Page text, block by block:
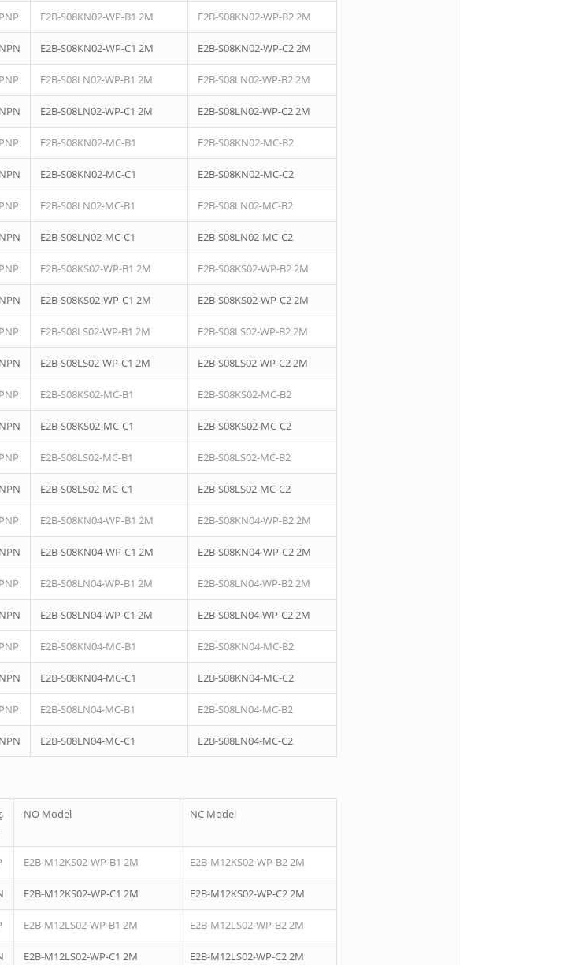
PNP E2B-S08KN02-WP-B1 2M E2B-S08KN02-WP-B2 2M
NPN E2B-S08KN02-WP-C1 2M E2B-S08KN02-WP-C2 2M
PNP E2B-S08LN02-WP-B1 2M E2B-S08LN02-WP-B2 2M
NPN E2B-S08LN02-WP-C1 2M E2B-S08LN02-WP-C2 2M
PNP E2B-S08KN02-MC-B1 E2B-S08KN02-MC-B2
NPN E2B-S08KN02-MC-C1 E2B-S08KN02-MC-C2
PNP E2B-S08LN02-MC-B1 E2B-S08LN02-MC-B2
NPN E2B-S08LN02-MC-C1 E2B-S08LN02-MC-C2
PNP E2B-S08KS02-WP-B1 2M E2B-S08KS02-WP-B2 2M
NPN E2B-S08KS02-WP-C1 2M E2B-S08KS02-WP-C2 2M
PNP E2B-S08LS02-WP-B1 2M E2B-S08LS02-WP-B2 2M
NPN E2B-S08LS02-WP-C1 2M E2B-S08LS02-WP-C2 2M
PNP E2B-S08KS02-MC-B1 E2B-S08KS02-MC-B2
NPN E2B-S08KS02-MC-C1 E2B-S08KS02-MC-C2
PNP E2B-S08LS02-MC-B1 E2B-S08LS02-MC-B2
NPN E2B-S08LS02-MC-C1 E2B-S08LS02-MC-C2
PNP E2B-S08KN04-WP-B1 2M E2B-S08KN04-WP-B2 2M
NPN E2B-S08KN04-WP-C1 2M E2B-S08KN04-WP-C2 2M
PNP E2B-S08LN04-WP-B1 2M E2B-S08LN04-WP-B2 2M
NPN E2B-S08LN04-WP-C1 2M E2B-S08LN04-WP-C2 2M
PNP E2B-S08KN04-MC-B1 E2B-S08KN04-MC-B2
NPN E2B-S08KN04-MC-C1 E2B-S08KN04-MC-C2
PNP E2B-S08LN04-MC-B1 E2B-S08LN04-MC-B2
NPN E2B-S08LN04-MC-C1 E2B-S08LN04-MC-C2
NO Model NC Model
E2B-M12KS02-WP-B1 2M E2B-M12KS02-WP-B2 2M
E2B-M12KS02-WP-C1 2M E2B-M12KS02-WP-C2 2M
E2B-M12LS02-WP-B1 2M E2B-M12LS02-WP-B2 2M
E2B-M12LS02-WP-C1 2M E2B-M12LS02-WP-C2 2M